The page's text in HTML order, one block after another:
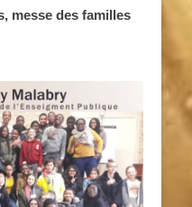
messe des familles